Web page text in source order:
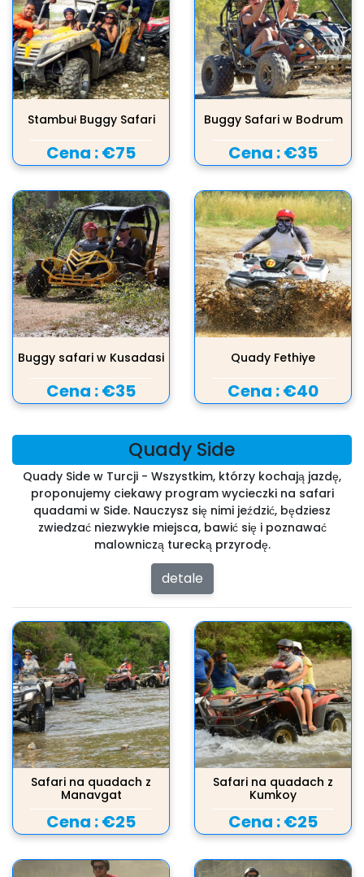
Stambuł Buggy Safari
Cena :€75
Buggy Safari w Bodrum
Cena :€35
Buggy safari w Kusadasi
Cena :€35
Quady Fethiye
Cena :€40
Quady Side
Quady Side w Turcji - Wszystkim, którzy kochają jazdę,
proponujemy ciekawy program wycieczki na safari
quadami w Side. Nauczysz się nimi jeździć, będziesz
zwiedzać niezwykłe miejsca, bawić się i poznawać
malowniczą turecką przyrodę.
detale
Safari na quadach z
Manavgat
Cena :€25
Safari na quadach z
Kumkoy
Cena :€25